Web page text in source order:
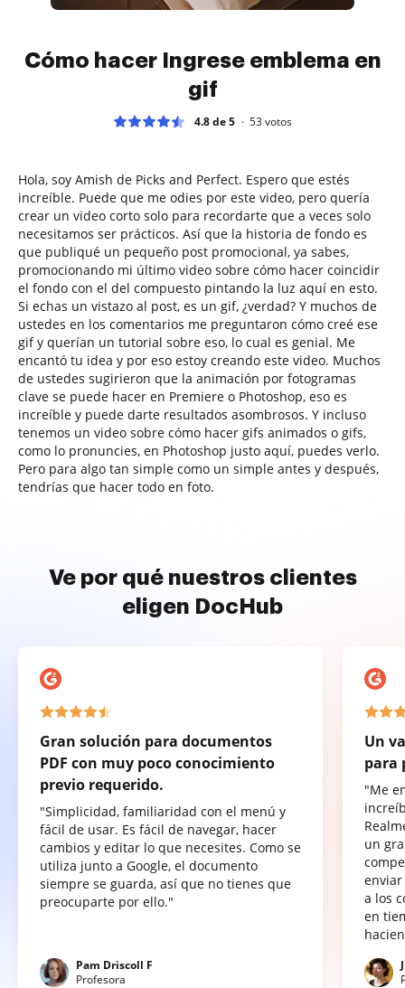
Cómo hacer Ingrese emblema en
gif
4.8 de 5 53votos
Hola, soy Amish de Picks and Perfect. Espero que estés
increíble. Puede que me odies por este video, pero quería
crear un video corto solo para recordarte que a veces solo
necesitamos ser prácticos. Así que la historia de fondo es
que publiqué un pequeño post promocional, ya sabes,
promocionando mi último video sobre cómo hacer coincidir
el fondo con el del compuesto pintando la luz aquí en esto.
Si echas un vistazo al post, es un gif, ¿verdad? Y muchos de
ustedes en los comentarios me preguntaron cómo creé ese
gif y querían un tutorial sobre eso, lo cual es genial. Me
encantó tu idea y por eso estoy creando este video. Muchos
de ustedes sugirieron que la animación por fotogramas
clave se puede hacer en Premiere o Photoshop, eso es
increíble y puede darte resultados asombrosos. Y incluso
tenemos un video sobre cómo hacer gifs animados o gifs,
como lo pronuncies, en Photoshop justo aquí, puedes verlo.
Pero para algo tan simple como un simple antes y después,
tendrías que hacer todo en foto.
Ve por qué nuestros clientes
eligen DocHub
Gran solución para documentos
PDF con muy poco conocimiento
previo requerido.
"Simplicidad, familiaridad con el menú y
fácil de usar. Es fácil de navegar, hacer
cambios y editar lo que necesites. Como se
utiliza junto a Google, el documento
siempre se guarda, así que no tienes que
preocuparte por ello."
Pam Driscoll F
Profesora
Un
para
"Me
un
a los
en